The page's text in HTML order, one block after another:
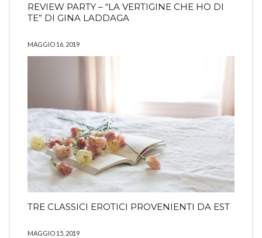
REVIEW PARTY – “LA VERTIGINE CHE HO DI
TE” DI GINA LADDAGA
MAGGIO 16, 2019
TRE CLASSICI EROTICI PROVENIENTI DA EST
MAGGIO 15, 2019